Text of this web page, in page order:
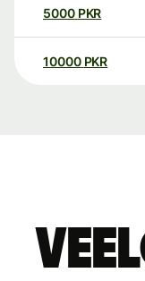
5000 PKR
10000 PKR